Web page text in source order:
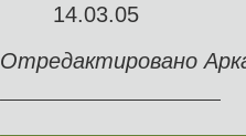
14.03.05
Отредактировано